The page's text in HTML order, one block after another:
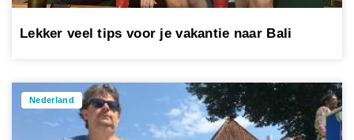
Lekker veel tips voor je vakantie naar Bali
Nederland